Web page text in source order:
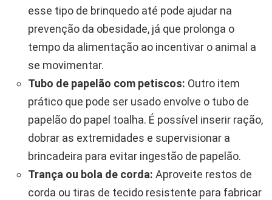
esse tipo de brinquedo até pode ajudar na
prevenção da obesidade, já que prolonga o
tempo da alimentação ao incentivar o animal a
se movimentar.
Tubo de papelão com petiscos: Outro item
prático que pode ser usado envolve o tubo de
papelão do papel toalha. É possível inserir ração,
dobrar as extremidades e supervisionar a
brincadeira para evitar ingestão de papelão.
Trança ou bola de corda: Aproveite restos de
corda ou tiras de tecido resistente para fabricar